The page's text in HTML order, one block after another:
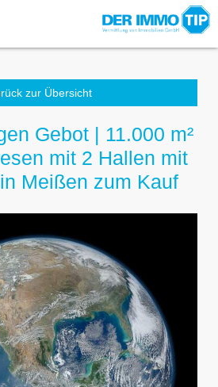
zur Übersicht
Gebot | 11.000 m²
mit 2 Hallen mit
Meißen zum Kauf